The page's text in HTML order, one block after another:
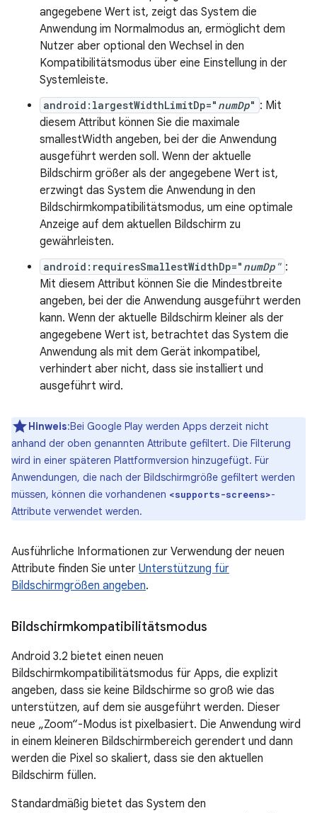
angegebene Wert ist, zeigt das System die
Anwendung im Normalmodus an, ermöglicht dem
Nutzer aber optional den Wechsel in den
Kompatibilitätsmodus über eine Einstellung in der
Systemleiste.
android:largestWidthLimitDp=" numDp" : Mit
diesem Attribut können Sie die maximale
smallestWidth angeben, bei der die Anwendung
ausgeführt werden soll. Wenn der aktuelle
Bildschirm größer als der angegebene Wert ist,
erzwingt das System die Anwendung in den
Bildschirmkompatibilitätsmodus, um eine optimale
Anzeige auf dem aktuellen Bildschirm zu
gewährleisten.
android:requiresSmallestWidthDp=" numDp" :
Mit diesem Attribut können Sie die Mindestbreite
angeben, bei der die Anwendung ausgeführt werden
kann. Wenn der aktuelle Bildschirm kleiner als der
angegebene Wert ist, betrachtet das System die
Anwendung als mit dem Gerät inkompatibel,
verhindert aber nicht, dass sie installiert und
ausgeführt wird.
Hinweis:Bei Google Play werden Apps derzeit nicht
anhand der oben genannten Attribute gefiltert. Die Filterung
wird in einer späteren Plattformversion hinzugefügt. Für
Anwendungen, die nach der Bildschirmgröße gefiltert werden
müssen, können die vorhandenen <supports-screens>-
Attribute verwendet werden.
Ausführliche Informationen zur Verwendung der neuen
Attribute finden Sie unter Unterstützung für
Bildschirmgrößen angeben.
Bildschirmkompatibilitätsmodus
Android 3.2 bietet einen neuen
Bildschirmkompatibilitätsmodus für Apps, die explizit
angeben, dass sie keine Bildschirme so groß wie das
unterstützen, auf dem sie ausgeführt werden. Dieser
neue „Zoom“-Modus ist pixelbasiert. Die Anwendung wird
in einem kleineren Bildschirmbereich gerendert und dann
werden die Pixel so skaliert, dass sie den aktuellen
Bildschirm füllen.
Standardmäßig bietet das System den